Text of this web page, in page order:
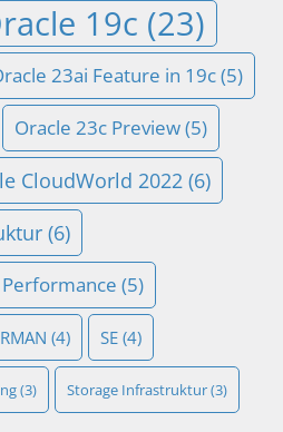
19c (23)
23ai Feature in 19c(5)
Oracle 23c Preview(5)
CloudWorld 2022 (6)
(6)
Performance (5)
RMAN (4) SE (4)
(3) Storage Infrastruktur(3)